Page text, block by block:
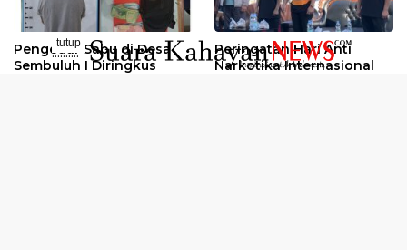
Pengedar Sabu di Desa
Sembuluh I Diringkus
Peringatan Hari Anti
Narkotika Internasional
tutup
..........